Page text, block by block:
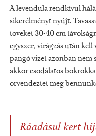
A levendula rendkívül
sikerélményt nyújt.
töveket 30-40 cm
egyszer, virágzás után kell
pangó vizet azonban nem
akkor csodálatos
örvendeztet meg
Ráadásul kert